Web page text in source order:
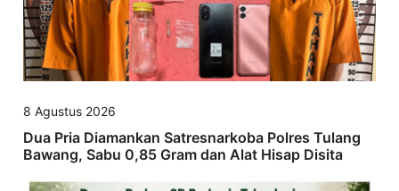
8 Agustus 2026
Dua Pria Diamankan Satresnarkoba Polres Tulang
Bawang, Sabu 0,85 Gram dan Alat Hisap Disita